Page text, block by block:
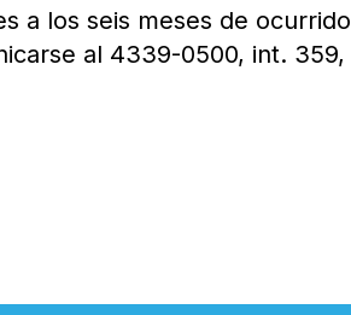
a los seis meses de ocurrido
al 4339-0500, int. 359,